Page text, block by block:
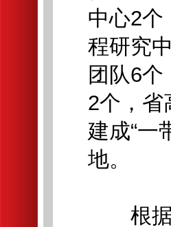
中心2个
程研究
团队6
2个，省
建成“一
地。
根据